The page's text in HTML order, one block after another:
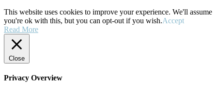
This website uses cookies to improve your experience. We'll assume
you're ok with this, but you can opt-out if you wish.Accept
Read More
Close
Privacy Overview